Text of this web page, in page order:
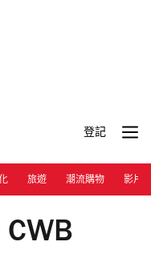
登記
旅遊 潮流購物 影片
CWB